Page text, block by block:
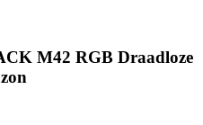
M42 RGB Draadloze